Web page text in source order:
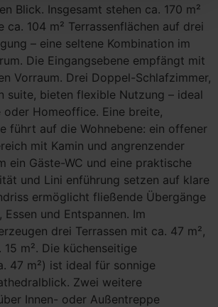
Blick. Insgesamt stehen ca. 170 m²
ca. 104 m² Terrassenflächen auf drei
– eine seltene Kombination im
Die Eingangsebene empfängt mit
Vorraum. Drei Doppel-Schlafzimmer,
suite, bieten flexible Nutzung – ideal
oder Homeoffice. Eine breite,
führt auf die Wohnebene: ein offener
mit Kamin und angrenzender
ein Gäste-WC und eine praktische
und Lini enführung setzen auf klare
ermöglicht fließende Übergänge
Essen und Entspannen. Im
drei Terrassen mit ca. 47 m²,
15 m². Die küchenseitige
47 m²) ist ideal für sonnige
Zwei weitere
Innen- oder Außentreppe